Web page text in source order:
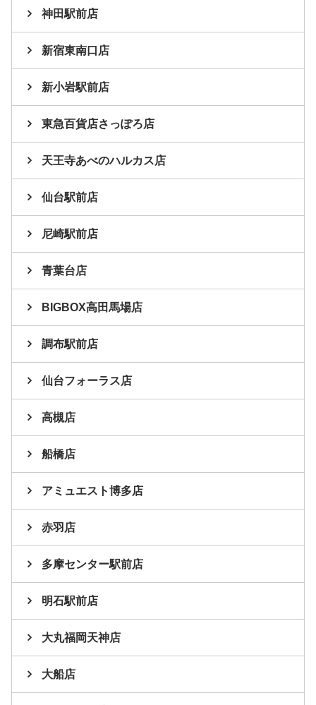
神田駅前店
新宿東南口店
新小岩駅前店
東急百貨店さっぽろ店
天王寺あべのハルカス店
仙台駅前店
尼崎駅前店
青葉台店
BIGBOX高田馬場店
調布駅前店
仙台フォーラス店
高槻店
船橋店
アミュエスト博多店
赤羽店
多摩センター駅前店
明石駅前店
大丸福岡天神店
大船店